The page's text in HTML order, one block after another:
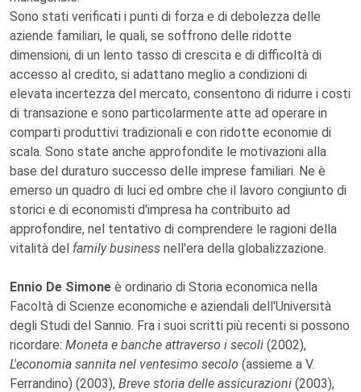
Sono stati verificati i punti di forza e di debolezza delle
aziende familiari, le quali, se soffrono delle ridotte
dimensioni, di un lento tasso di crescita e di difficoltà di
accesso al credito, si adattano meglio a condizioni di
elevata incertezza del mercato, consentono di ridurre i costi
di transazione e sono particolarmente atte ad operare in
comparti produttivi tradizionali e con ridotte economie di
scala. Sono state anche approfondite le motivazioni alla
base del duraturo successo delle imprese familiari. Ne è
emerso un quadro di luci ed ombre che il lavoro congiunto di
storici e di economisti d'impresa ha contribuito ad
approfondire, nel tentativo di comprendere le ragioni della
vitalità del family business nell'era della globalizzazione.
Ennio De Simone è ordinario di Storia economica nella
Facoltà di Scienze economiche e aziendali dell'Università
degli Studi del Sannio. Fra i suoi scritti più recenti si possono
ricordare: Moneta e banche attraverso i secoli (2002),
L'economia sannita nel ventesimo secolo (assieme a V.
Ferrandino) (2003), Breve storia delle assicurazioni (2003),